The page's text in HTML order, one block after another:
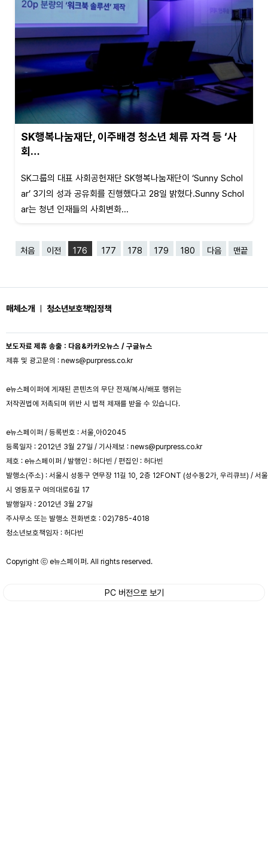
SK행복나눔재단, 이주배경 청소년 체류 자격 등 ‘사
회…
SK그룹의 대표 사회공헌재단 SK행복나눔재단이 ‘Sunny Schol
ar’ 3기의 성과 공유회를 진행했다고 28일 밝혔다.Sunny Schol
ar는 청년 인재들의 사회변화...
처음 이전 176 177 178 179 180 다음 맨끝
매체소개 ㅣ 청소년보호책임정책
보도자료 제휴 송출 : 다음&카카오뉴스 / 구글뉴스
제휴 및 광고문의 : news@purpress.co.kr
e뉴스페이퍼에 게재된 콘텐츠의 무단 전재/복사/배포 행위는
저작권법에 저촉되며 위반 시 법적 제재를 받을 수 있습니다.
e뉴스페이퍼 / 등록번호 : 서울,아02045
등록일자 : 2012년 3월 27일 / 기사제보 : news@purpress.co.kr
제호 : e뉴스페이퍼 / 발행인 : 허다빈 / 편집인 : 허다빈
발행소(주소) : 서울시 성동구 연무장 11길 10, 2층 12FONT (성수동2가, 우리큐브) / 서울
시 영등포구 여의대로6길 17
발행일자 : 2012년 3월 27일
주사무소 또는 발행소 전화번호 : 02)785-4018
청소년보호책임자 : 허다빈
Copyright ⓒ e뉴스페이퍼. All rights reserved.
PC 버전으로 보기